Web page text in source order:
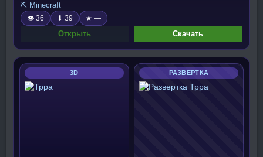
⛏️ Minecraft
👁 36 ⬇ 39 ★ —
Открыть Скачать
3D РАЗВЕРТКА